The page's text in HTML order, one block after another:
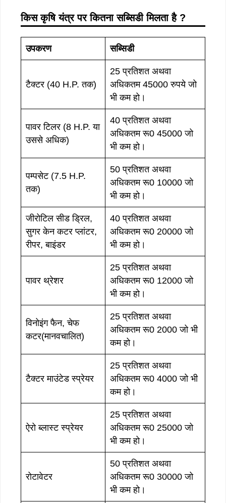
किस कृषि यंत्र पर कितना सब्सिडी मिलता है ?
उपकरण सब्सिडी
टैक्टर (40 H.P. तक)
25 प्रतिशत अथवा
अधिकतम 45000 रुपये जो
भी कम हो।
पावर टिलर (8 H.P. या
उससे अधिक)
40 प्रतिशत अथवा
अधिकतम रू0 45000 जो
भी कम हो।
पम्पसेट (7.5 H.P.
तक)
50 प्रतिशत अथवा
अधिकतम रू0 10000 जो
भी कम हो।
जीरोटिल सीड ड्रिल,
सुगर केन कटर प्लांटर,
रीपर, बाइंडर
40 प्रतिशत अथवा
अधिकतम रू0 20000 जो
भी कम हो।
पावर थ्रेशर
25 प्रतिशत अथवा
अधिकतम रू0 12000 जो
भी कम हो।
विनोइंग फैन, चेफ
कटर(मानवचालित)
25 प्रतिशत अथवा
अधिकतम रू0 2000 जो भी
कम हो।
टैक्टर माउंटेड स्प्रेयर
25 प्रतिशत अथवा
अधिकतम रू0 4000 जो भी
कम हो।
ऐरो ब्लास्ट स्प्रेयर
25 प्रतिशत अथवा
अधिकतम रू0 25000 जो
भी कम हो।
रोटावेटर
50 प्रतिशत अथवा
अधिकतम रू0 30000 जो
भी कम हो।